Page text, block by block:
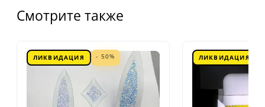
Смотрите также
ЛИКВИДАЦИЯ - 50% ЛИКВИДАЦИЯ